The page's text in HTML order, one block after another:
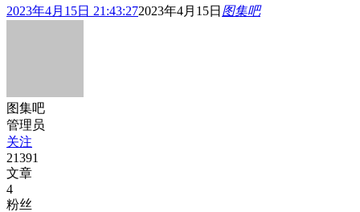
2023年4月15日 21:43:272023年4月15日 图集吧
图集吧
管理员
关注
21391
文章
4
粉丝